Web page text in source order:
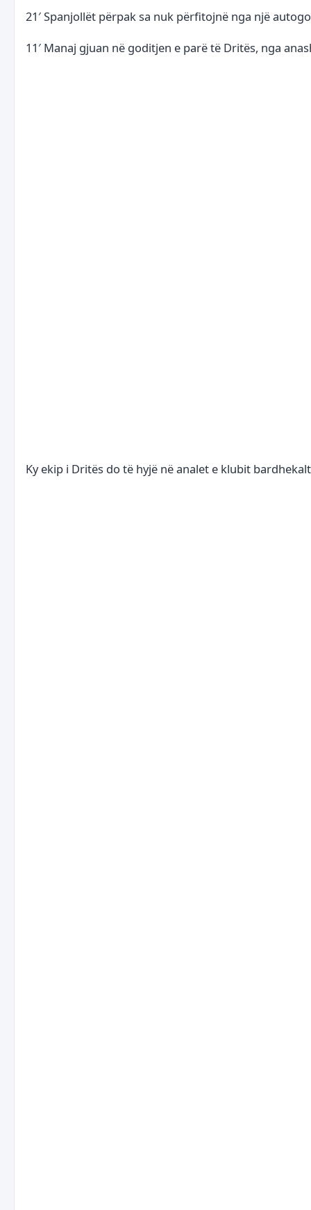
21′ Spanjollët përpak sa nuk përfitojnë nga një
11′ Manaj gjuan në goditjen e parë të Dritës, nga
Ky ekip i Dritës do të hyjë në analet e klubit